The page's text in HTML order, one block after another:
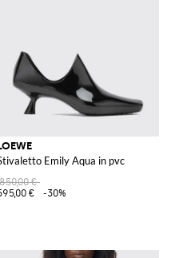
e acquista i tuoi articoli
Emily Aqua in pvc
850,00 €
€
-30%